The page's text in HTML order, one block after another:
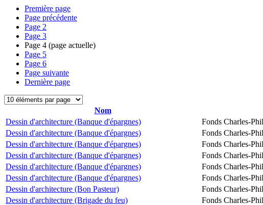
Première page
Page précédente
Page 2
Page 3
Page 4 (page actuelle)
Page 5
Page 6
Page suivante
Dernière page
Nom
Dessin d'architecture (Banque d'épargnes)
Fonds Charles-
Dessin d'architecture (Banque d'épargnes)
Fonds Charles-
Dessin d'architecture (Banque d'épargnes)
Fonds Charles-
Dessin d'architecture (Banque d'épargnes)
Fonds Charles-
Dessin d'architecture (Banque d'épargnes)
Fonds Charles-
Dessin d'architecture (Banque d'épargnes)
Fonds Charles-
Dessin d'architecture (Bon Pasteur)
Fonds Charles-
Dessin d'architecture (Brigade du feu)
Fonds Charles-